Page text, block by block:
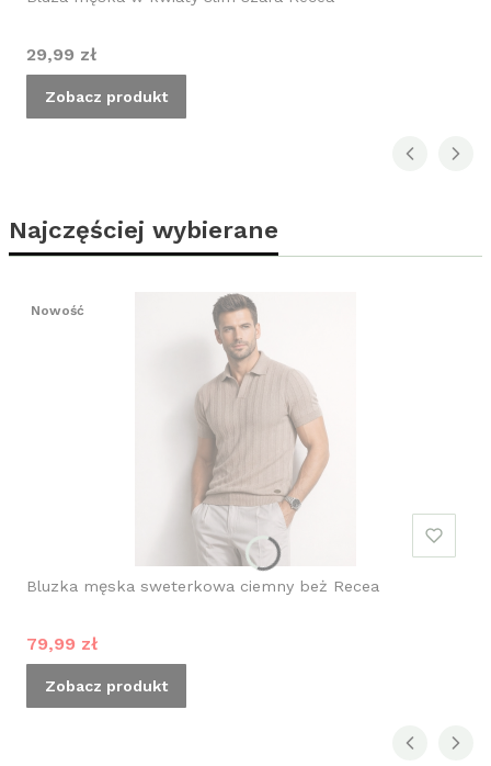
Cena
29,99 zł
Zobacz produkt
Najczęściej wybierane
Nowość
Bluzka męska sweterkowa ciemny beż Recea
Cena promocyjna
79,99 zł
Zobacz produkt